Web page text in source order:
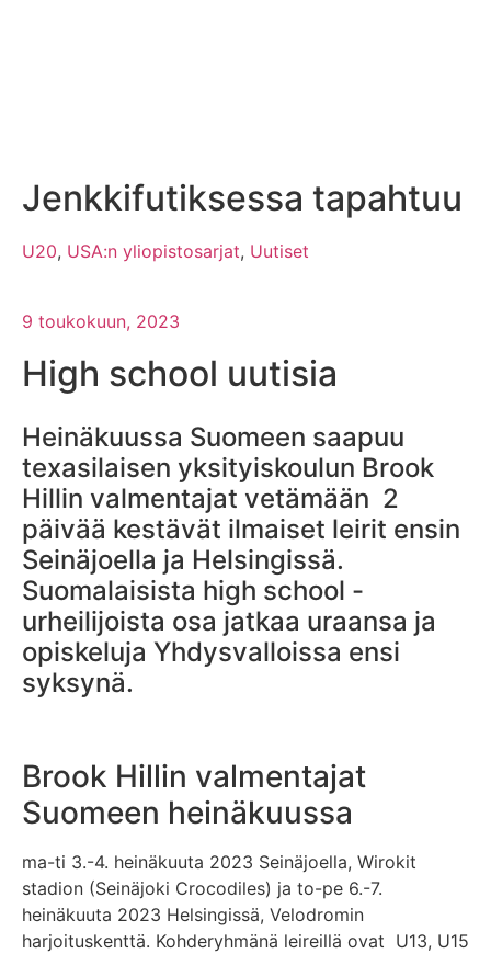
Jenkkifutiksessa tapahtuu
U20, USA:n yliopistosarjat, Uutiset
9 toukokuun, 2023
High school uutisia
Heinäkuussa Suomeen saapuu
texasilaisen yksityiskoulun Brook
Hillin valmentajat vetämään 2
päivää kestävät ilmaiset leirit ensin
Seinäjoella ja Helsingissä.
Suomalaisista high school -
urheilijoista osa jatkaa uraansa ja
opiskeluja Yhdysvalloissa ensi
syksynä.
Brook Hillin valmentajat
Suomeen heinäkuussa
ma-ti 3.-4. heinäkuuta 2023 Seinäjoella, Wirokit
stadion (Seinäjoki Crocodiles) ja to-pe 6.-7.
heinäkuuta 2023 Helsingissä, Velodromin
harjoituskenttä. Kohderyhmänä leireillä ovat U13, U15